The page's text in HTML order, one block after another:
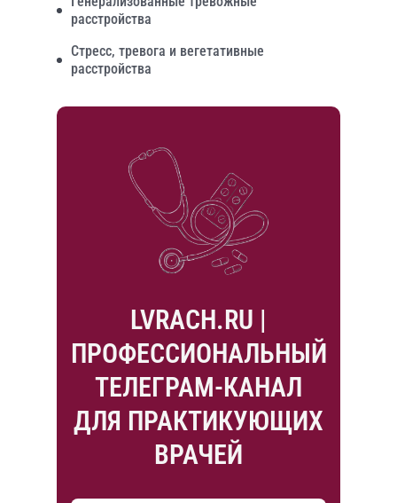
расстройства
Стресс, тревога и вегетативные
расстройства
LVRACH.RU |
ПРОФЕССИОНАЛЬНЫЙ
ТЕЛЕГРАМ-КАНАЛ
ДЛЯ ПРАКТИКУЮЩИХ
ВРАЧЕЙ